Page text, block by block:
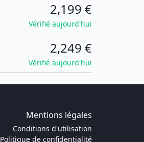
2,199 €
Vérifié aujourd'hui
2,249 €
Vérifié aujourd'hui
Mentions légales
Conditions d'utilisation
Politique de confidentialité